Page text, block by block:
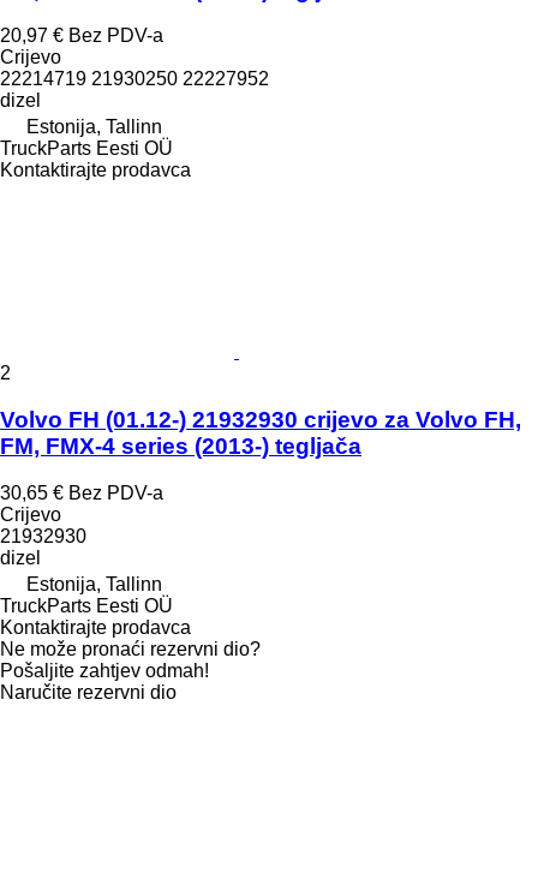
20,97 € Bez PDV-a
Crijevo
22214719 21930250 22227952
dizel
Estonija, Tallinn
TruckParts Eesti OÜ
Kontaktirajte prodavca
2
Volvo FH (01.12-) 21932930 crijevo za Volvo FH,
FM, FMX-4 series (2013-) tegljača
30,65 € Bez PDV-a
Crijevo
21932930
dizel
Estonija, Tallinn
TruckParts Eesti OÜ
Kontaktirajte prodavca
Ne može pronaći rezervni dio?
Pošaljite zahtjev odmah!
Naručite rezervni dio